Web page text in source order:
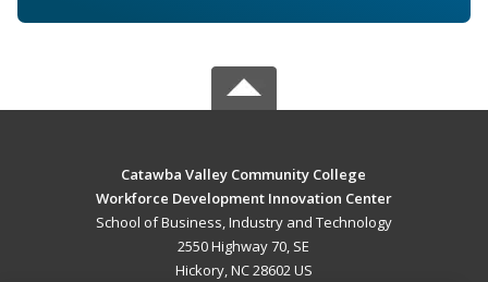
Catawba Valley Community College
Workforce Development Innovation Center
School of Business, Industry and Technology
2550 Highway 70, SE
Hickory, NC 28602 US